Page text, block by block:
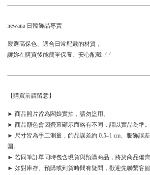
newana 日韓飾品專賣
嚴選高保色、適合日常配戴的材質，
讓妳在購買後能簡單保養、安心配戴 .ᐟ.ᐟ
【購買前請留意】
► 商品照片皆為闆娘實拍，請勿盜用。
► 商品顏色會因螢幕顯示而略有不同，請以實品為準。
► 尺寸皆為手工測量，飾品誤差約 0.5–1 cm、服飾誤
圍。
► 若同筆訂單同時包含現貨與預購商品，將於商品備齊
► 如對庫存、預購或到貨時間有疑問，歡迎先聯繫客服